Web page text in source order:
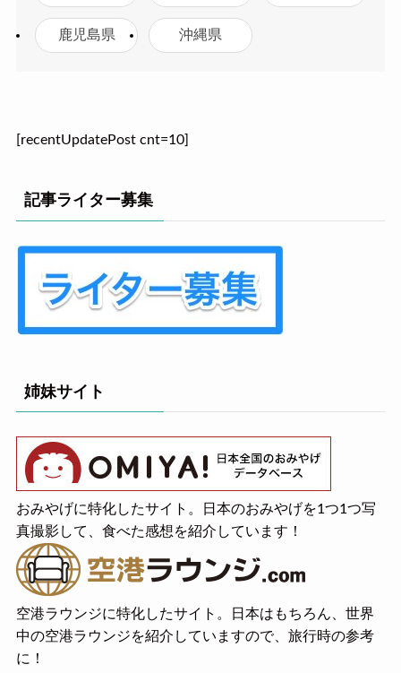
鹿児島県 沖縄県
[recentUpdatePost cnt=10]
記事ライター募集
姉妹サイト
おみやげに特化したサイト。日本のおみやげを1つ1つ写
真撮影して、食べた感想を紹介しています！
空港ラウンジに特化したサイト。日本はもちろん、世界
中の空港ラウンジを紹介していますので、旅行時の参考
に！